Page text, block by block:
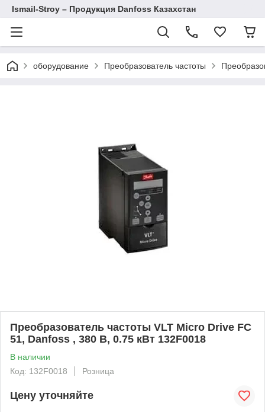
Ismail-Stroy – Продукция Danfoss Казахстан
оборудование Преобразователь частоты
Преобразователь частоты VLT Micro Drive FC
51, Danfoss , 380 В, 0.75 кВт 132F0018
В наличии
Код: 132F0018
Розница
Цену уточняйте